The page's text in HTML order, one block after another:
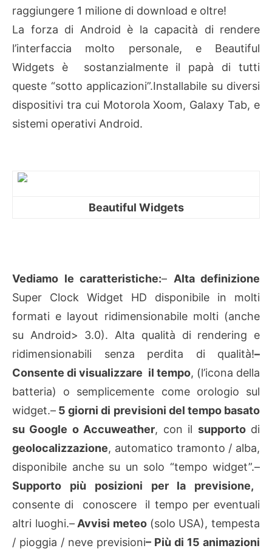
raggiungere 1 milione di download e oltre!
La forza di Android è la capacità di rendere
l’interfaccia molto personale, e Beautiful
Widgets è sostanzialmente il papà di tutti
queste “sotto applicazioni”.Installabile su diversi
dispositivi tra cui Motorola Xoom, Galaxy Tab, e
sistemi operativi Android.
Beautiful Widgets
Vediamo le caratteristiche:– Alta definizione
Super Clock Widget HD disponibile in molti
formati e layout ridimensionabile molti (anche
su Android> 3.0). Alta qualità di rendering e
ridimensionabili senza perdita di qualità!–
Consente di visualizzare il tempo, (l’icona della
batteria) o semplicemente come orologio sul
widget.– 5 giorni di previsioni del tempo basato
su Google o Accuweather, con il supportodi
geolocalizzazione, automatico tramonto / alba,
disponibile anche su un solo “tempo widget”.–
Supporto più posizioni per la previsione,
consente di conoscere il tempo per eventuali
altri luoghi.–Avvisi meteo (solo USA), tempesta
/ pioggia / neve previsioni– Più di 15 animazioni